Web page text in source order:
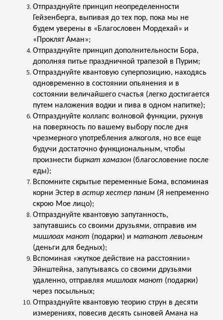
Отпразднуйте принцип неопределенности
Гейзенберга, выпивая до тех пор, пока мы не
будем уверены в «Благословен Мордехай» и
«Проклят Аман»;
Отпразднуйте принцип дополнительности Бора,
дополняя питье праздничной трапезой в Пурим;
Отпразднуйте квантовую суперпозицию, находясь
одновременно в состоянии опьянения и в
состоянии величайшего счастья (легко достигается
путем наложения водки и пива в одном напитке);
Отпразднуйте коллапс волновой функции, рухнув
на поверхность по вашему выбору после дня
чрезмерного употребления алкоголя, но все еще
будучи достаточно функциональным, чтобы
произнести биркат хамазон (благословение после
еды);
Вспомните скрытые переменные Бома, вспоминая
корни Эстер в астир хестер паним (Я непременно
скрою Мое лицо);
Отпразднуйте квантовую запутанность,
запутавшись со своими друзьями, отправив им
мишлоах манот (подарки) и матанот левьоним
(деньги для бедных);
Вспоминая «жуткое действие на расстоянии»
Эйнштейна, запутываясь со своими друзьями
удаленно, отправляя мишлоах манот (подарки)
через посыльных;
Отпразднуйте квантовую теорию струн в десяти
измерениях, повесив десять сыновей Амана на